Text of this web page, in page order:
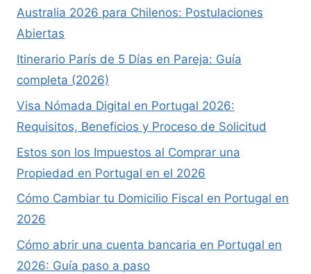
Australia 2026 para Chilenos: Postulaciones
Abiertas
Itinerario París de 5 Días en Pareja: Guía
completa (2026)
Visa Nómada Digital en Portugal 2026:
Requisitos, Beneficios y Proceso de Solicitud
Estos son los Impuestos al Comprar una
Propiedad en Portugal en el 2026
Cómo Cambiar tu Domicilio Fiscal en Portugal en
2026
Cómo abrir una cuenta bancaria en Portugal en
2026: Guía paso a paso